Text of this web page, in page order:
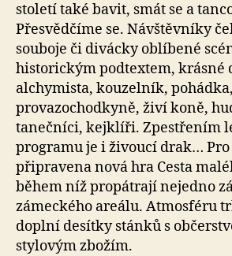
století také bavit, smát se a
Přesvědčíme se. Návštěvníky
souboje či divácky oblíbené
historickým podtextem, krásné
alchymista, kouzelník, pohádka,
provazochodkyně, živí koně,
tanečníci, kejklíři. Zpestřením
programu je i živoucí drak… Pro
připravena nová hra Cesta
během níž propátrají nejedno
zámeckého areálu. Atmosféru
doplní desítky stánků s
stylovým zbožím.